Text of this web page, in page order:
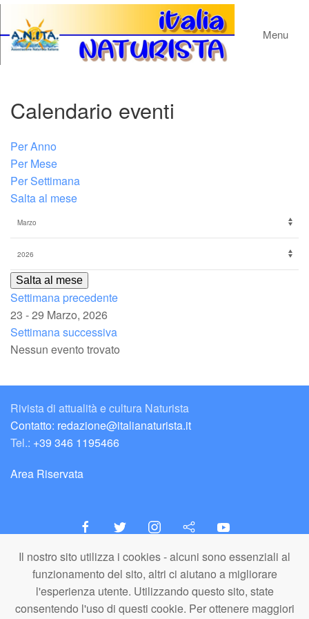
Il nostro sito utilizza i cookies - alcuni sono essenziali al
funzionamento del sito, altri ci aiutano a migliorare
l'esperienza utente. Utilizzando questo sito, state
consentendo l'uso di questi cookie. Per ottenere maggiori
Menu
Calendario eventi
Per Anno
Per Mese
Per Settimana
Salta al mese
Salta al mese
Settimana precedente
23 - 29 Marzo, 2026
Settimana successiva
Nessun evento trovato
Rivista di attualità e cultura Naturista
Contatto: redazione@italianaturista.it
Tel.: +39 346 1195466
Area Riservata
italiaNATURISTA
Editore e Redazione
A.N.ITA. Associazione Naturista Italiana (APS)
C.F. 80203710159